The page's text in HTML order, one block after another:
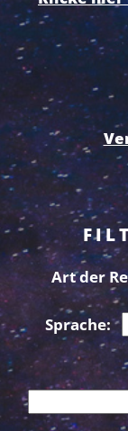
Art der
Sprache: